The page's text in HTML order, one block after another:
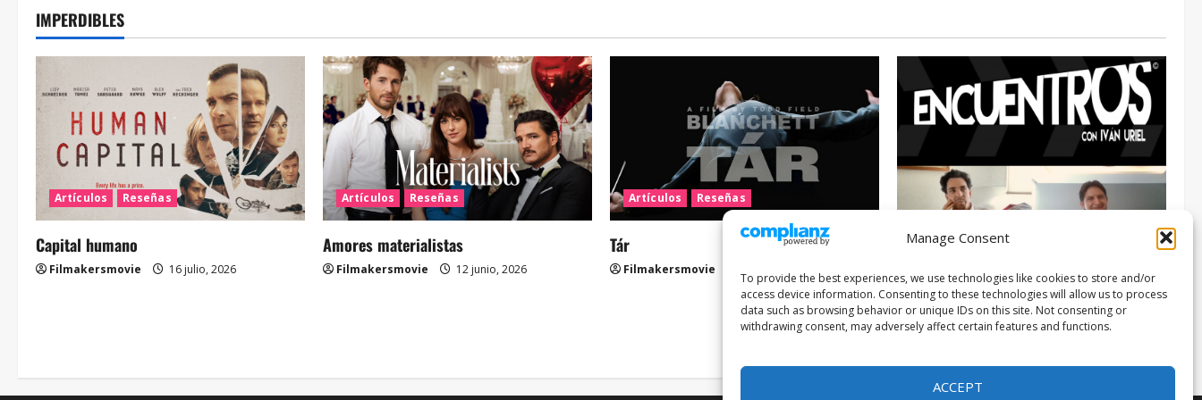
Manage Consent
To provide the best experiences, we use technologies like cookies to store and/or
access device information. Consenting to these technologies will allow us to process
data such as browsing behavior or unique IDs on this site. Not consenting or
withdrawing consent, may adversely affect certain features and functions.
ACCEPT
IMPERDIBLES
Artículos Reseñas
Capital humano
Filmakersmovie 16 julio, 2026
Artículos Reseñas
Amores materialistas
Filmakersmovie 12 junio, 2026
Artículos Reseñas
Tár
Filmakersmovie
ENCUENTROS CON IVÁN URIEL T3E22:
JUAN PATRICIO RIVEROLL